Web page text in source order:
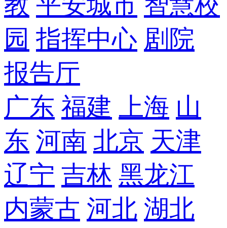
园 指挥中心 剧院
报告厅
广东 福建 上海 山
东 河南 北京 天津
辽宁 吉林 黑龙江
内蒙古 河北 湖北